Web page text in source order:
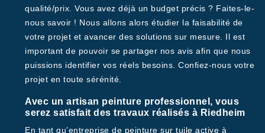
qualité/prix. Vous avez déjà un budget précis ? Faites-le-
nous savoir ! Nous allons alors étudier la faisabilité de
votre projet et avancer des solutions sur mesure. Il est
important de pouvoir se partager nos avis afin que nous
puissions identifier vos réels besoins. Confiez-nous votre
projet en toute sérénité.
Avec un artisan peinture professionnel, vous
serez satisfait des travaux réalisés à Riedheim
En tant qu’entreprise de peinture sur tuile active à